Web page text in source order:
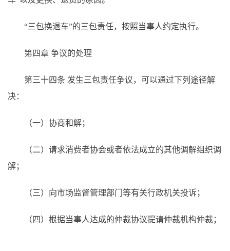
“三包换退车”的三包责任，按照当事人约定执行。
第四章 争议的处理
第三十四条 发生三包责任争议，可以通过下列途径解
决：
（一）协商和解；
（二）请求消费者协会或者依法成立的其他调解组织调
解；
（三）向市场监督管理部门等有关行政机关投诉；
（四）根据当事人达成的仲裁协议提请仲裁机构仲裁；